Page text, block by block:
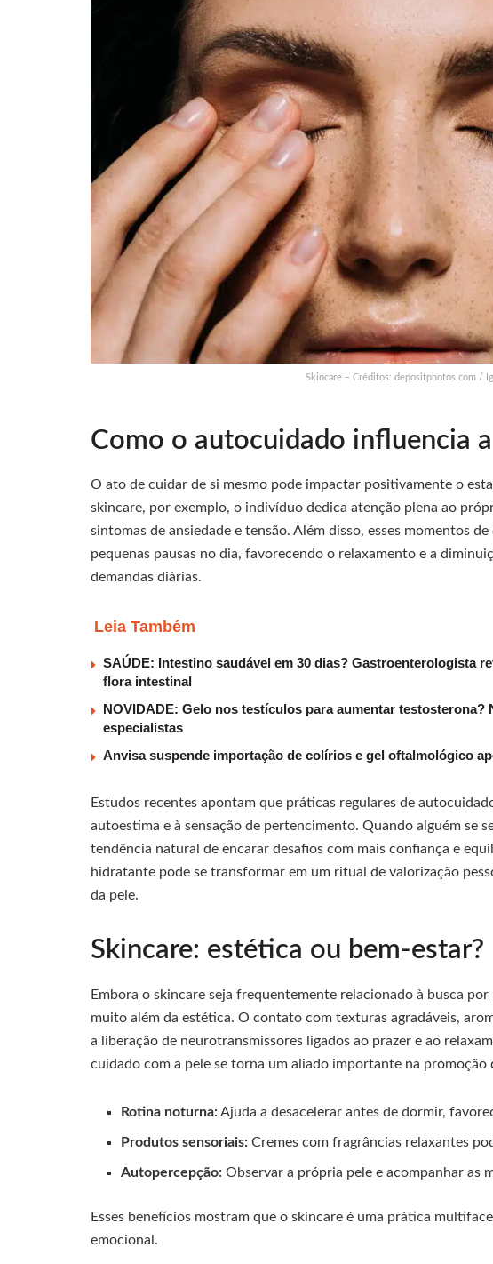
Skincare – Créditos: depositphotos.com /
Como o autocuidado influencia
O ato de cuidar de si mesmo pode impactar positivamente o
skincare, por exemplo, o indivíduo dedica atenção plena ao
sintomas de ansiedade e tensão. Além disso, esses momentos
pequenas pausas no dia, favorecendo o relaxamento e a
demandas diárias.
Leia Também
SAÚDE: Intestino saudável em 30 dias? Gastroenterologista
flora intestinal
NOVIDADE: Gelo nos testículos para aumentar testosterona?
especialistas
Anvisa suspende importação de colírios e gel oftalmológico
Estudos recentes apontam que práticas regulares de
autoestima e à sensação de pertencimento. Quando alguém se
tendência natural de encarar desafios com mais confiança e
hidratante pode se transformar em um ritual de valorização
da pele.
Skincare: estética ou bem-estar?
Embora o skincare seja frequentemente relacionado à busca
muito além da estética. O contato com texturas agradáveis,
a liberação de neurotransmissores ligados ao prazer e ao
cuidado com a pele se torna um aliado importante na promoção
Rotina noturna:Ajuda a desacelerar antes de dormir,
Produtos sensoriais: Cremes com fragrâncias relaxantes
Autopercepção: Observar a própria pele e acompanhar as
Esses benefícios mostram que o skincare é uma prática
emocional.